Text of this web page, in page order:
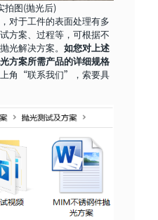
拍图(抛光后)
对于工件的表面处理有多
方案、过程等，可根据不
光解决方案。 如您对上述
方案所需产品的详细规格
角“联系我们”，索要具